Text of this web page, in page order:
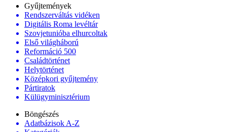
Gyűjtemények
Rendszerváltás vidéken
Digitális Roma levéltár
Szovjetunióba elhurcoltak
Első világháború
Reformáció 500
Családtörténet
Helytörténet
Középkori gyűjtemény
Pártiratok
Külügyminisztérium
Böngészés
Adatbázisok A-Z